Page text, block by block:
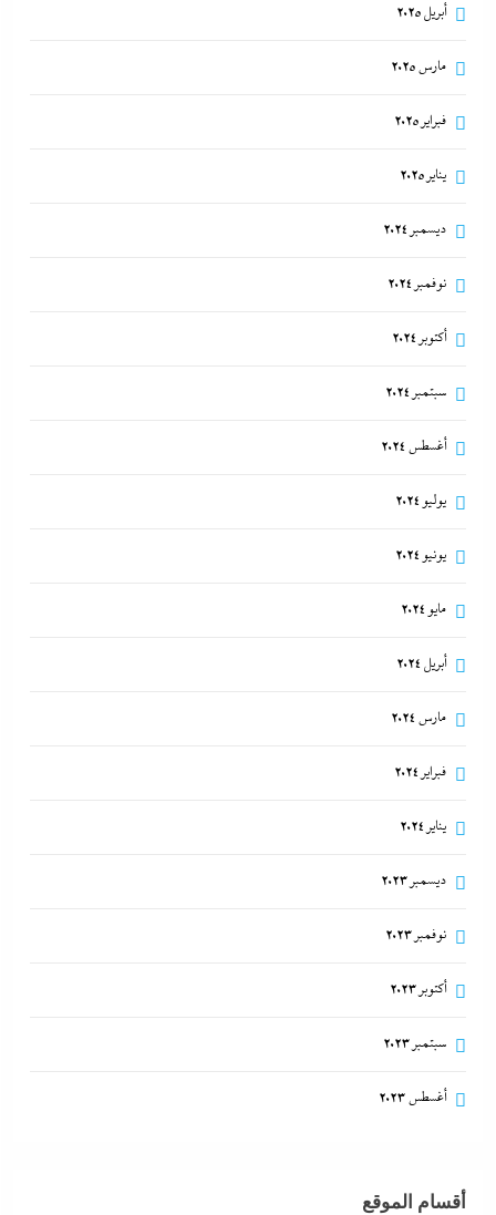
أبريل 2025
مارس 2025
فبراير 2025
يناير 2025
ديسمبر 2024
نوفمبر 2024
أكتوبر 2024
سبتمبر 2024
أغسطس 2024
يوليو 2024
يونيو 2024
مايو 2024
أبريل 2024
مارس 2024
فبراير 2024
يناير 2024
ديسمبر 2023
نوفمبر 2023
أكتوبر 2023
سبتمبر 2023
أغسطس 2023
أقسام الموقع